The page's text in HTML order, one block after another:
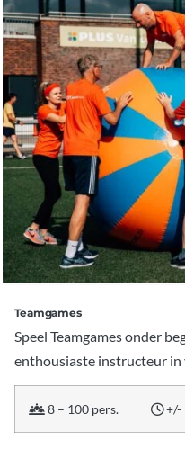
Teamgames
Speel Teamgames onder
enthousiaste instructeur in
8 – 100 pers. +/-